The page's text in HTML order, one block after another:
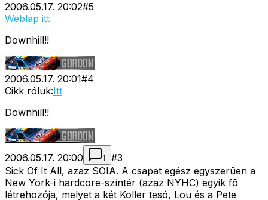
2006.05.17. 20:02#5
Weblap itt
Downhill!!
2006.05.17. 20:01#4
Cikk róluk:Itt
Downhill!!
2006.05.17. 20:00 1 #3
Sick Of It All, azaz SOIA. A csapat egész egyszerûen a
New York-i hardcore-színtér (azaz NYHC) egyik fõ
létrehozója, melyet a két Koller tesó, Lou és a Pete